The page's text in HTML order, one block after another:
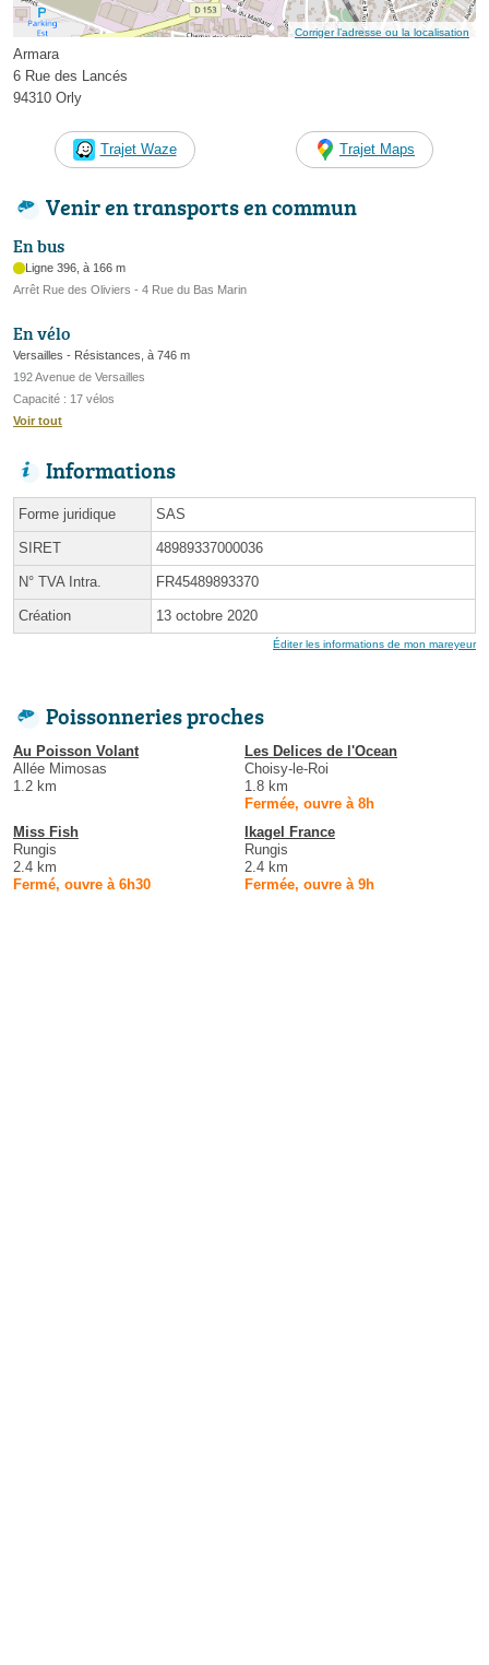
Corriger l’adresse ou la localisation
Armara
6 Rue des Lancés
94310 Orly
Trajet Waze Trajet Maps
Venir en transports en commun
En bus
Ligne 396, à 166 m
Arrêt Rue des Oliviers - 4 Rue du Bas Marin
En vélo
Versailles - Résistances, à 746 m
192 Avenue de Versailles
Capacité : 17 vélos
Voir tout
Informations
Forme juridique SAS
SIRET 48989337000036
N° TVA Intra. FR45489893370
Création 13 octobre 2020
Éditer les informations de mon mareyeur
Poissonneries proches
Au Poisson Volant
Allée Mimosas
1.2 km
Les Delices de l'Ocean
Choisy-le-Roi
1.8 km
Fermée, ouvre à 8h
Miss Fish
Rungis
2.4 km
Fermé, ouvre à 6h30
Ikagel France
Rungis
2.4 km
Fermée, ouvre à 9h